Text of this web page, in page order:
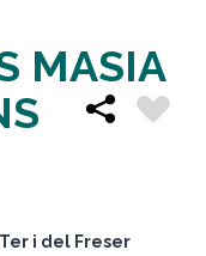
MASIA
i del Freser